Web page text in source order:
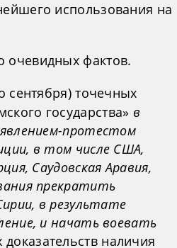
использования на
очевидных фактов.
сентября) точечных
государства» в
протестом
в том числе США,
Саудовская Аравия,
прекратить
в результате
и начать воевать
наличия